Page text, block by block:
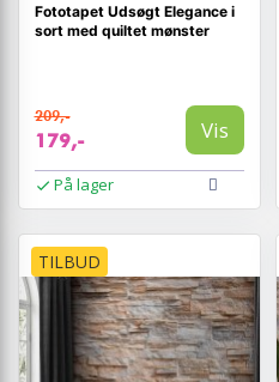
Fototapet Udsøgt Elegance i
sort med quiltet mønster
209,-
179,- Vis
På lager
TILBUD